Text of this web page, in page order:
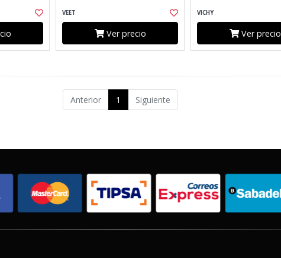
VEET
Ver precio
VICHY
Ver precio
Anterior 1 Siguiente